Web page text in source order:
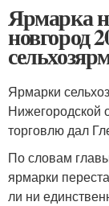
Ярмарка
новгород
Ярмарки
Нижегородской
торговлю дал
По словам
ярмарки
ли ни